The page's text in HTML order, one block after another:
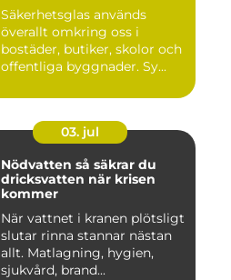
Säkerhetsglas används
överallt omkring oss i
bostäder, butiker, skolor och
offentliga byggnader. Sy...
03. jul
Nödvatten så säkrar du
dricksvatten när krisen
kommer
När vattnet i kranen plötsligt
slutar rinna stannar nästan
allt. Matlagning, hygien,
sjukvård, brand...